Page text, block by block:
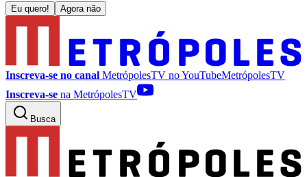
Eu quero! Agora não
Inscreva-se no canal MetrópolesTV noYouTubeMetrópolesTV
Inscreva-se na MetrópolesTV
Busca